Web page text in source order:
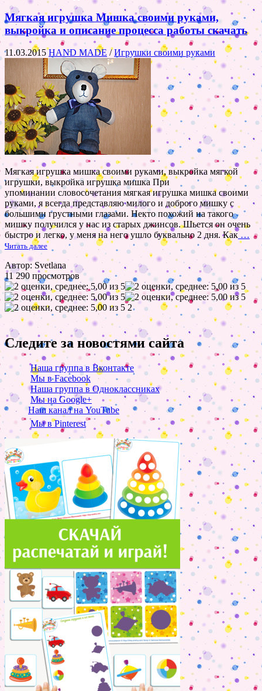
Мягкая игрушка Мишка своими руками,
выкройка и описание процесса работы скачать
11.03.2015HAND MADE /Игрушки своими руками
Мягкая игрушка мишка своими руками, выкройка мягкой
игрушки, выкройка игрушка мишка При
упоминании словосочетания мягкая игрушка мишка своими
руками, я всегда представляю милого и доброго мишку с
большими грустными глазами. Некто похожий на такого
мишку получился у нас из старых джинсов. Шьется он очень
быстро и легко, у меня на него ушло буквально 2 дня. Как…
Читать далее
Автор: Svetlana
11 290 просмотров
2
Следите за новостями сайта
Наша группа в Вконтакте
Мы в Facebook
Наша группа в Одноклассниках
Мы на Google+
Наш канал на YouTube
Мы в Pinterest